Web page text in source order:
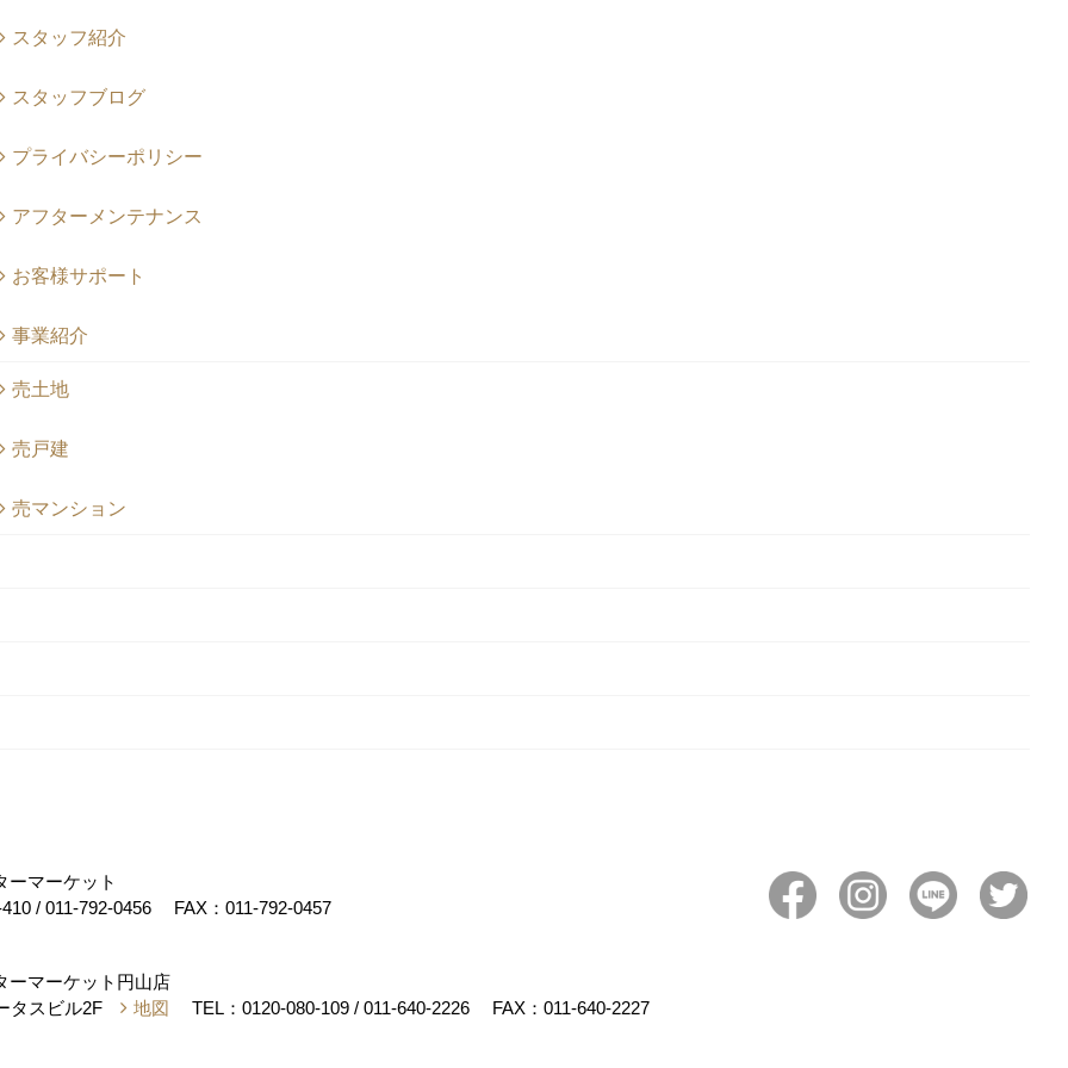
スタッフ紹介
スタッフブログ
プライバシーポリシー
アフターメンテナンス
お客様サポート
事業紹介
売土地
売戸建
売マンション
マーケット
/ 011-792-0456 FAX：011-792-0457
マーケット円山店
タスビル2F
地図 TEL： 0120-080-109 / 011-640-2226 FAX：011-640-2227